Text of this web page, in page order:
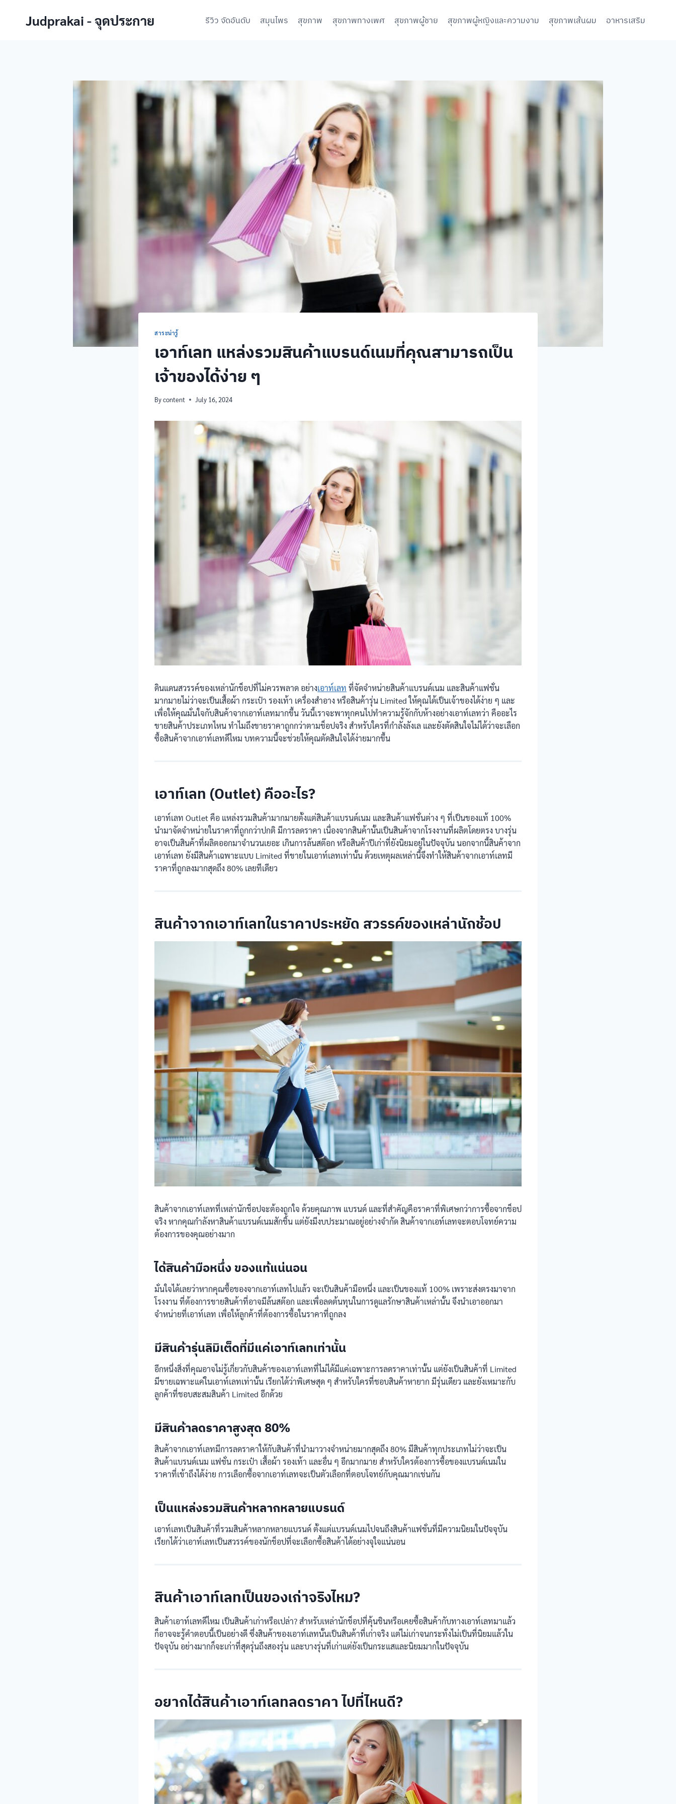
Judprakai - จุดประกาย รีวิว จัดอันดับ สมุนไพร สุขภาพ สุขภาพทางเพศ สุขภาพผู้ชาย สุขภาพผู้หญิงและความงาม สุขภาพเส้นผม อาหารเสริม
สาระน่ารู้
เอาท์เลท แหล่งรวมสินค้าแบรนด์เนมที่คุณสามารถเป็น
เจ้าของได้ง่าย ๆ
Bycontent July 16, 2024
ดินแดนสวรรค์ของเหล่านักช็อปที่ไม่ควรพลาด อย่างเอาท์เลท ที่จัดจำหน่ายสินค้าแบรนด์เนม และสินค้าแฟชั่น
มากมายไม่ว่าจะเป็นเสื้อผ้า กระเป๋า รองเท้า เครื่องสำอาง หรือสินค้ารุ่น Limited ให้คุณได้เป็นเจ้าของได้ง่าย ๆ และ
เพื่อให้คุณมั่นใจกับสินค้าจากเอาท์เลทมากขึ้น วันนี้เราจะพาทุกคนไปทำความรู้จักกับห้างอย่างเอาท์เลทว่า คืออะไร
ขายสินค้าประเภทไหน ทำไมถึงขายราคาถูกกว่าตามช็อปจริง สำหรับใครที่กำลังลังเล และยังตัดสินใจไม่ได้ว่าจะเลือก
ซื้อสินค้าจากเอาท์เลทดีไหม บทความนี้จะช่วยให้คุณตัดสินใจได้ง่ายมากขึ้น
เอาท์เลท (Outlet) คืออะไร?
เอาท์เลท Outlet คือ แหล่งรวมสินค้ามากมายตั้งแต่สินค้าแบรนด์เนม และสินค้าแฟชั่นต่าง ๆ ที่เป็นของแท้ 100%
นำมาจัดจำหน่ายในราคาที่ถูกกว่าปกติ มีการลดราคา เนื่องจากสินค้านั้นเป็นสินค้าจากโรงงานที่ผลิตโดยตรง บางรุ่น
อาจเป็นสินค้าที่ผลิตออกมาจำนวนเยอะ เกินการล้นสต๊อก หรือสินค้าปีเก่าที่ยังนิยมอยู่ในปัจจุบัน นอกจากนี้สินค้าจาก
เอาท์เลท ยังมีสินค้าเฉพาะแบบ Limited ที่ขายในเอาท์เลทเท่านั้น ด้วยเหตุผลเหล่านี้จึงทำให้สินค้าจากเอาท์เลทมี
ราคาที่ถูกลงมากสุดถึง 80% เลยทีเดียว
สินค้าจากเอาท์เลทในราคาประหยัด สวรรค์ของเหล่านักช้อป
สินค้าจากเอาท์เลทที่เหล่านักช็อปจะต้องถูกใจ ด้วยคุณภาพ แบรนด์ และที่สำคัญคือราคาที่พิเศษกว่าการซื้อจากช็อป
จริง หากคุณกำลังหาสินค้าแบรนด์เนมสักชิ้น แต่ยังมีงบประมาณอยู่อย่างจำกัด สินค้าจากเอท์เลทจะตอบโจทย์ความ
ต้องการของคุณอย่างมาก
ได้สินค้ามือหนึ่ง ของแท้แน่นอน
มั่นใจได้เลยว่าหากคุณซื้อของจากเอาท์เลทไปแล้ว จะเป็นสินค้ามือหนึ่ง และเป็นของแท้ 100% เพราะส่งตรงมาจาก
โรงงาน ที่ต้องการขายสินค้าที่อาจมีล้นสต๊อก และเพื่อลดต้นทุนในการดูแลรักษาสินค้าเหล่านั้น จึงนำเอาออกมา
จำหน่ายที่เอาท์เลท เพื่อให้ลูกค้าที่ต้องการซื้อในราคาที่ถูกลง
มีสินค้ารุ่นลิมิเต็ดที่มีแค่เอาท์เลทเท่านั้น
อีกหนึ่งสิ่งที่คุณอาจไม่รู้เกี่ยวกับสินค้าของเอาท์เลทที่ไม่ได้มีแค่เฉพาะการลดราคาเท่านั้น แต่ยังเป็นสินค้าที่ Limited
มีขายเฉพาะแค่ในเอาท์เลทเท่านั้น เรียกได้ว่าพิเศษสุด ๆ สำหรับใครที่ชอบสินค้าหายาก มีรุ่นเดียว และยังเหมาะกับ
ลูกค้าที่ชอบสะสมสินค้า Limited อีกด้วย
มีสินค้าลดราคาสูงสุด 80%
สินค้าจากเอาท์เลทมีการลดราคาให้กับสินค้าที่นำมาวางจำหน่ายมากสุดถึง 80% มีสินค้าทุกประเภทไม่ว่าจะเป็น
สินค้าแบรนด์เนม แฟชั่น กระเป๋า เสื้อผ้า รองเท้า และอื่น ๆ อีกมากมาย สำหรับใครต้องการซื้อของแบรนด์เนมใน
ราคาที่เข้าถึงได้ง่าย การเลือกซื้อจากเอาท์เลทจะเป็นตัวเลือกที่ตอบโจทย์กับคุณมากเช่นกัน
เป็นแหล่งรวมสินค้าหลากหลายแบรนด์
เอาท์เลทเป็นสินค้าที่รวมสินค้าหลากหลายแบรนด์ ตั้งแต่แบรนด์เนมไปจนถึงสินค้าแฟชั่นที่มีความนิยมในปัจจุบัน
เรียกได้ว่าเอาท์เลทเป็นสวรรค์ของนักช็อปที่จะเลือกซื้อสินค้าได้อย่างจุใจแน่นอน
สินค้าเอาท์เลทเป็นของเก่าจริงไหม?
สินค้าเอาท์เลทดีไหม เป็นสินค้าเก่าหรือเปล่า? สำหรับเหล่านักช็อปที่คุ้นชินหรือเคยซื้อสินค้ากับทางเอาท์เลทมาแล้ว
ก็อาจจะรู้คำตอบนี้เป็นอย่างดี ซึ่งสินค้าของเอาท์เลทนั้นเป็นสินค้าที่เก่าจริง แต่ไม่เก่าจนกระทั่งไม่เป็นที่นิยมแล้วใน
ปัจจุบัน อย่างมากก็จะเก่าที่สุดรุ่นถึงสองรุ่น และบางรุ่นที่เก่าแต่ยังเป็นกระแสและนิยมมากในปัจจุบัน
อยากได้สินค้าเอาท์เลทลดราคา ไปที่ไหนดี?